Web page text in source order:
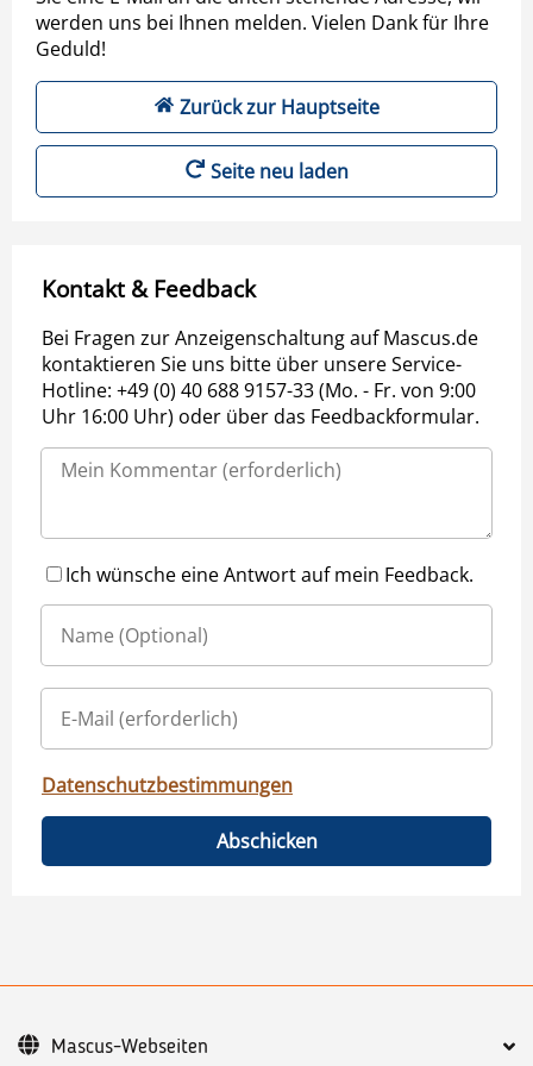
werden uns bei Ihnen melden. Vielen Dank für Ihre
Geduld!
Zurück zur Hauptseite
Seite neu laden
Kontakt & Feedback
Bei Fragen zur Anzeigenschaltung auf Mascus.de
kontaktieren Sie uns bitte über unsere Service-
Hotline: +49 (0) 40 688 9157-33 (Mo. - Fr. von 9:00
Uhr 16:00 Uhr) oder über das Feedbackformular.
Ich wünsche eine Antwort auf mein Feedback.
Datenschutzbestimmungen
Abschicken
Mascus-Webseiten